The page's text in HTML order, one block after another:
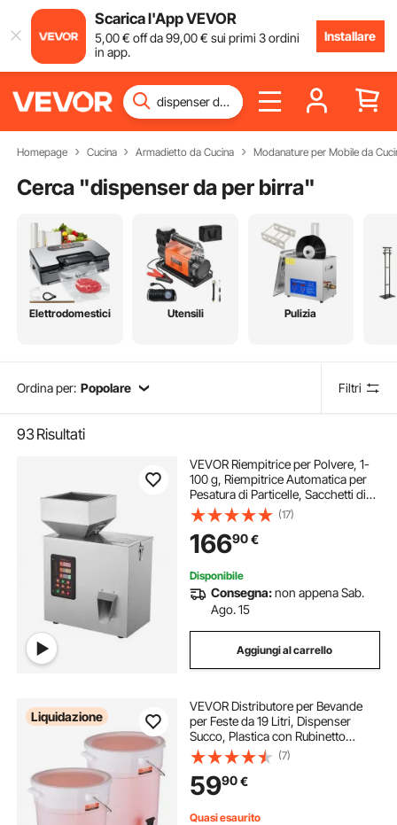
Scarica l'App VEVOR
5,00€ off da99,00€ sui primi 3 ordini
in app.
Installare
Homepage Cucina Armadietto da Cucina Modanature per Mobile da
Cerca "dispenser da per birra"
Elettrodomestici Utensili Pulizia
Ordina per: Popolare Filtri
93Risultati
VEVOR Riempitrice per Polvere, 1-
100 g, Riempitrice Automatica per
Pesatura di Particelle, Sacchetti di
Bottiglia Riempitrice di Polvere
Dispenser di Particelle per Semi di
Tè Grani Polvere Farina
(17)
16690€
Disponibile
Consegna:non appena Sab.
Ago. 15
Aggiungi al carrello
Liquidazione
VEVOR Distributore per Bevande
per Feste da 19 Litri, Dispenser
Succo, Plastica con Rubinetto
Coperchio, Dispenser di Acqua per
Tè Freddo, Succo di Limonata,
Ristoranti Hotel Feste, Confezione
da 2
(7)
5990€
Quasi esaurito